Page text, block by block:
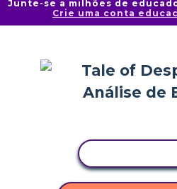
Junte-se a milhões de
Crie uma conta